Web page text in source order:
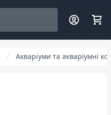
Акваріуми та акваріумні